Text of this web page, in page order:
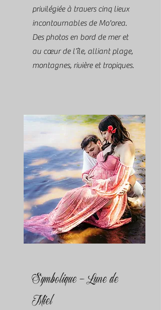
privilégiée à travers cinq lieux
incontournables de Mo'orea.
Des photos en bord de mer et
au cœur de l’île, alliant plage,
montagnes, rivière et tropiques.
Symbolique - Lune de
Miel